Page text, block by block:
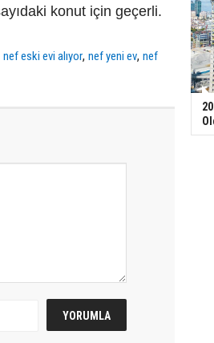
konut için geçerli.
nef eski evi alıyor,nef yeni ev,nef